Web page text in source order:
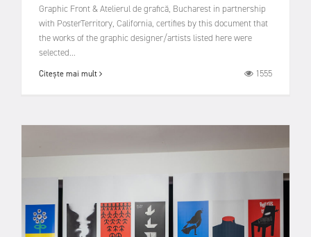
Graphic Front & Atelierul de grafică, Bucharest in partnership
with PosterTerritory, California, certifies by this document that
the works of the graphic designer/artists listed here were
selected...
Citește mai mult 1555